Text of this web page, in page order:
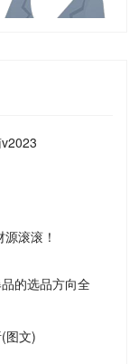
滚滚！
的选品方向全
图文)